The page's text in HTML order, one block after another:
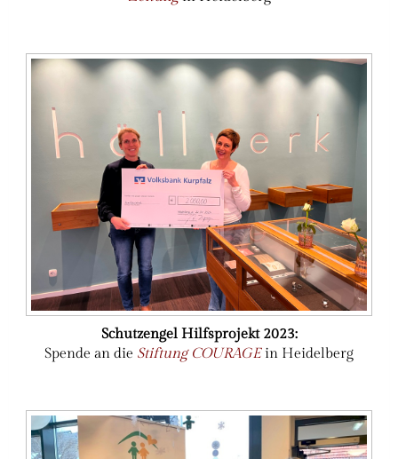
Schutzengel Hilfsprojekt 2023:
Spende an die Stiftung COURAGEin Heidelberg